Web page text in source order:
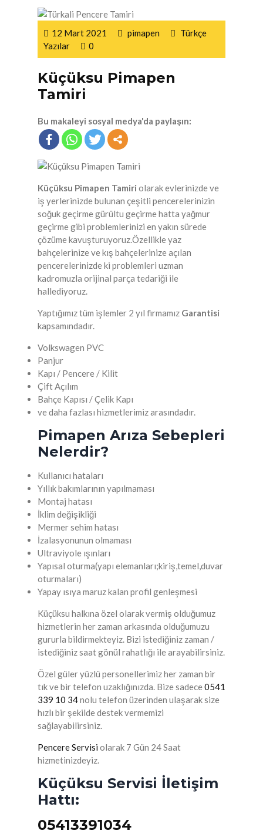
12 Mart 2021 pimapen
Türkçe
Yazılar
0
Küçüksu Pimapen
Tamiri
Bu makaleyi sosyal medya'da paylaşın:
Küçüksu Pimapen Tamiri olarak evlerinizde ve
iş yerlerinizde bulunan çeşitli pencerelerinizin
soğuk geçirme gürültu geçirme hatta yağmur
geçirme gibi problemlerinizi en yakın sürede
çözüme kavuşturuyoruz.Özellikle yaz
bahçelerinize ve kış bahçelerinize açılan
pencerelerinizde ki problemleri uzman
kadromuzla orijinal parça tedariği ile
hallediyoruz.
Yaptığımız tüm işlemler 2 yıl firmamız Garantisi
kapsamındadır.
Volkswagen PVC
Panjur
Kapı / Pencere / Kilit
Çift Açılım
Bahçe Kapısı / Çelik Kapı
ve daha fazlası hizmetlerimiz arasındadır.
Pimapen Arıza Sebepleri
Nelerdir?
Kullanıcı hataları
Yıllık bakımlarının yapılmaması
Montaj hatası
İklim değişikliği
Mermer sehim hatası
İzalasyonunun olmaması
Ultraviyole ışınları
Yapısal oturma(yapı elemanları;kiriş,temel,duvar
oturmaları)
Yapay ısıya maruz kalan profil genleşmesi
Küçüksu halkına özel olarak vermiş olduğumuz
hizmetlerin her zaman arkasında olduğumuzu
gururla bildirmekteyiz. Bizi istediğiniz zaman /
istediğiniz saat gönül rahatlığı ile arayabilirsiniz.
Özel güler yüzlü personellerimiz her zaman bir
tık ve bir telefon uzaklığınızda. Bize sadece0541
339 10 34nolu telefon üzerinden ulaşarak size
hızlı bir şekilde destek vermemizi
sağlayabilirsiniz.
Pencere Servisi olarak 7 Gün 24 Saat
hizmetinizdeyiz.
Küçüksu Servisi İletişim
Hattı:
05413391034